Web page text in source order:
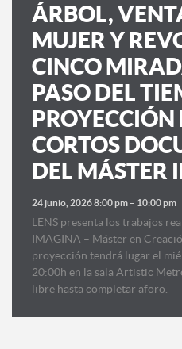
ÁRBOL,
MUJER Y
CINCO
PASO DEL
PROYECCIÓN
CORTOS
DEL MÁSTER
24 junio, 2026 8:00 pm – 10:00 pm
LENS presenta los trabajos
IMAGINA – Máster en
proyección tendrá lugar el
20:00h en la sala Artistic
libre hasta completar aforo.